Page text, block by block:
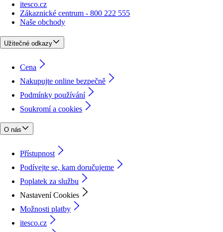
itesco.cz
Zákaznické centrum - 800 222 555
Naše obchody
Užitečné odkazy
Cena
Nakupujte online bezpečně
Podmínky používání
Soukromí a cookies
O nás
Přístupnost
Podívejte se, kam doručujeme
Poplatek za službu
Nastavení Cookies
Možnosti platby
itesco.cz